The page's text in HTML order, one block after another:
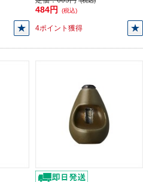
484円 (税込)
4ポイント獲得